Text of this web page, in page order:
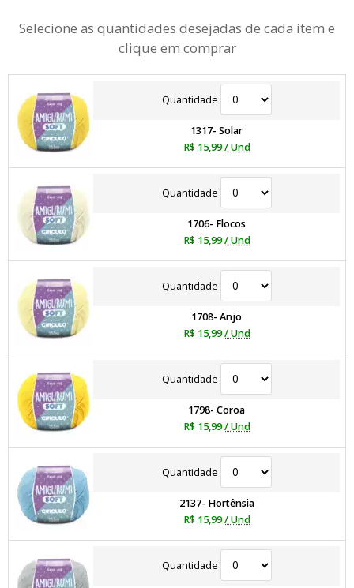
Selecione as quantidades desejadas de cada item e
clique em comprar
Quantidade
1317- Solar
R$ 15,99 / Und
Quantidade
1706- Flocos
R$ 15,99 / Und
Quantidade
1708- Anjo
R$ 15,99 / Und
Quantidade
1798- Coroa
R$ 15,99 / Und
Quantidade
2137- Hortênsia
R$ 15,99 / Und
Quantidade